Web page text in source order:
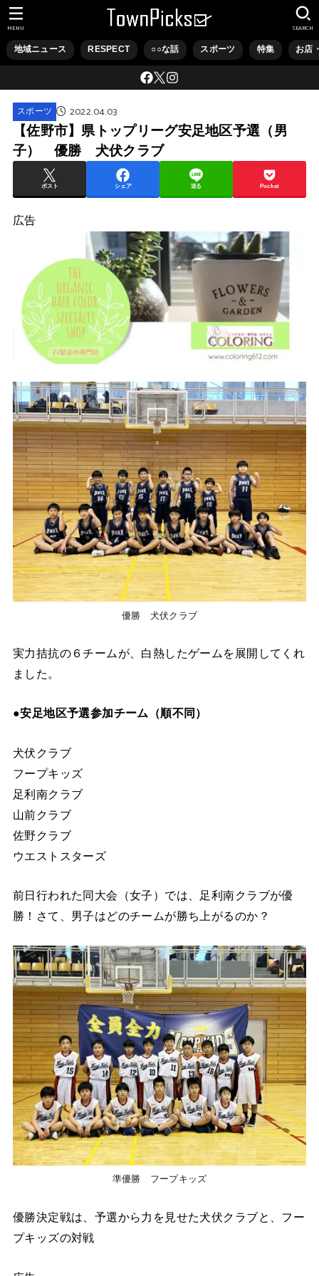
地域ニュース RESPECT ○○な話 スポーツ 特集 お店
SEARCH
MENU
スポーツ 2022.04.03
【佐野市】県トップリーグ安足地区予選（男
子） 優勝 犬伏クラブ
ポスト シェア 送る Pocket
広告
優勝 犬伏クラブ
実力拮抗の６チームが、白熱したゲームを展開してくれ
ました。
●安足地区予選参加チーム（順不同）
犬伏クラブ
フープキッズ
足利南クラブ
山前クラブ
佐野クラブ
ウエストスターズ
前日行われた同大会（女子）では、足利南クラブが優
勝！さて、男子はどのチームが勝ち上がるのか？
準優勝 フープキッズ
優勝決定戦は、予選から力を見せた犬伏クラブと、フー
プキッズの対戦